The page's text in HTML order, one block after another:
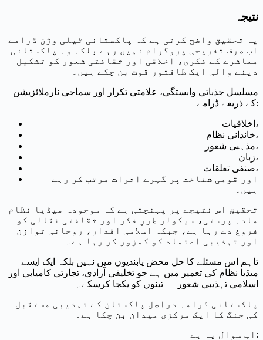
نتیجہ
یہ تحقیق واضح کرتی ہے کہ پاکستانی ٹیلی وژن ڈرامے
اب صرف تفریحی پروگرام نہیں رہے بلکہ وہ پاکستانی
معاشرے کے فکری، اخلاقی اور ثقافتی شعور کو تشکیل
دینے والی ایک طاقتور قوت بن چکے ہیں۔
مسلسل جذباتی وابستگی، علامتی تکرار اور سماجی نارملائزیشن
کے ذریعے ڈرامے:
اخلاقیات،
خاندانی نظام،
مذہبی شعور،
زبان،
صنفی تعلقات،
اور قومی شناخت پر گہرے اثرات مرتب کر رہے
ہیں۔
تحقیق اس نتیجے پر پہنچتی ہے کہ موجودہ میڈیا نظام
مادہ پرستی، سیکولر طرزِ فکر اور ثقافتی نقالی کو
فروغ دے رہا ہے، جبکہ اسلامی اقدار، روحانی توازن
اور تہذیبی اعتماد کو کمزور کر رہا ہے۔
تاہم اس مسئلے کا حل محض پابندیوں میں نہیں بلکہ ایک ایسے
میڈیا نظام کی تعمیر میں ہے جو تخلیقی آزادی، تجارتی کامیابی اور
اسلامی تہذیبی شعور — تینوں کو یکجا کرسکے۔
پاکستانی ڈرامہ دراصل پاکستان کے تہذیبی مستقبل
کی جنگ کا ایک مرکزی میدان بن چکا ہے۔
اب سوال یہ ہے: